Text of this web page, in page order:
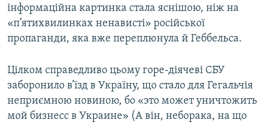
інформаційна картинка стала яснішою, ніж на
«п’ятихвилинках ненависті» російської
пропаганди, яка вже переплюнула й Геббельса.
Цілком справедливо цьому горе-діячеві СБУ
заборонило в’їзд в Україну, що стало для Гегальчія
неприємною новиною, бо «это может уничтожить
мой бизнесс в Украине» (А він, неборака, на що